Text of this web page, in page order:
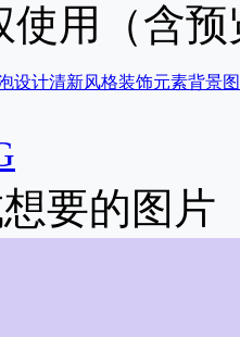
使用（含
设计清新风格装饰元素背景
要的图片